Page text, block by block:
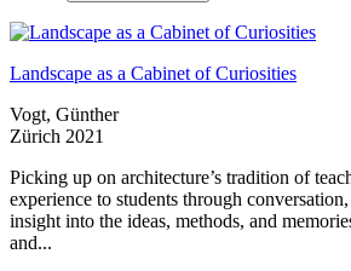
Landscape as a Cabinet of Curiosities
Vogt, Günther
Zürich 2021
Picking up on architecture’s tradition of
experience to students through
insight into the ideas, methods, and
and...